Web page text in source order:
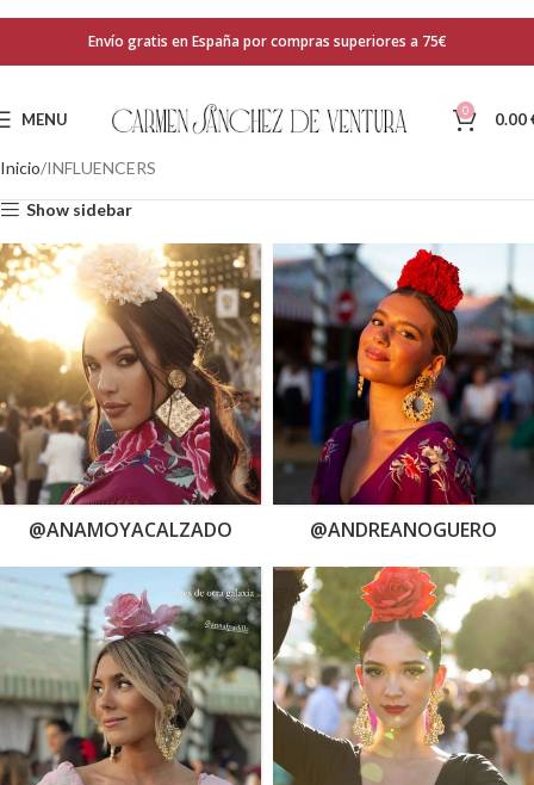
Envío gratis en España por compras superiores a 75€
MENU 0 0.00
Inicio INFLUENCERS
Show sidebar
@ANAMOYACALZADO @ANDREANOGUERO